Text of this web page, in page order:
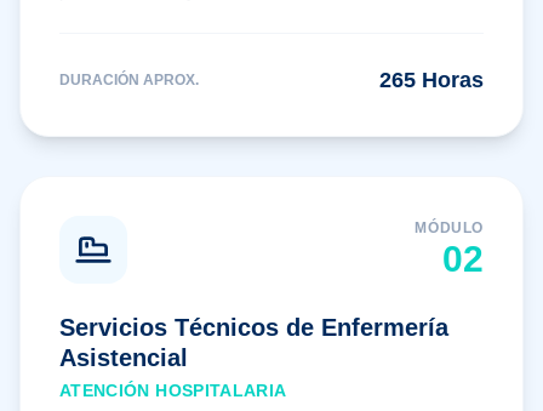
DURACIÓN APROX. 265 Horas
MÓDULO
02
Servicios Técnicos de Enfermería
Asistencial
ATENCIÓN HOSPITALARIA